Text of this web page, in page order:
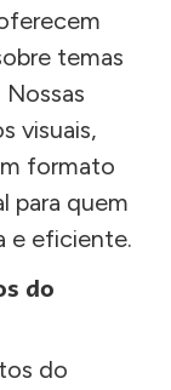
temas
visuais,
formato
para quem
e eficiente.
do
do